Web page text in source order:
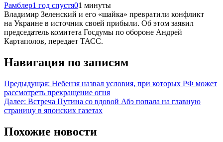
Рамблер1 год спустя01 минуты
Владимир Зеленский и его «шайка» превратили конфликт
на Украине в источник своей прибыли. Об этом заявил
председатель комитета Госдумы по обороне Андрей
Картаполов, передает ТАСС.
Навигация по записям
Предыдущая: Небензя назвал условия, при которых РФ может
рассмотреть прекращение огня
Далее: Встреча Путина со вдовой Абэ попала на главную
страницу в японских газетах
Похожие новости